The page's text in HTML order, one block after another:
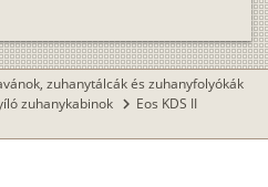
zuhanytálcák és zuhanyfolyókák
zuhanykabinok chevron_right Eos KDS II